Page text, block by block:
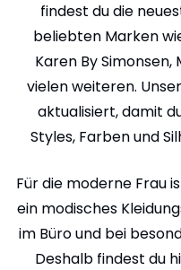
findest du die
beliebten Marken
Karen By
vielen weiteren.
aktualisiert, damit
Styles, Farben und
Für die moderne Frau
ein modisches
im Büro und bei
Deshalb findest du